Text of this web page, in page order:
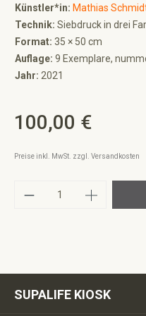
Künstler*in: Mathias
Technik: Siebdruck in drei
Format: 35 × 50 cm
Auflage: 9 Exemplare,
Jahr: 2021
Regulärer Preis:
100,00 €
Preise inkl. MwSt. zzgl. Versandkosten
Produkt Anzahl:
SUPALIFE KIOSK